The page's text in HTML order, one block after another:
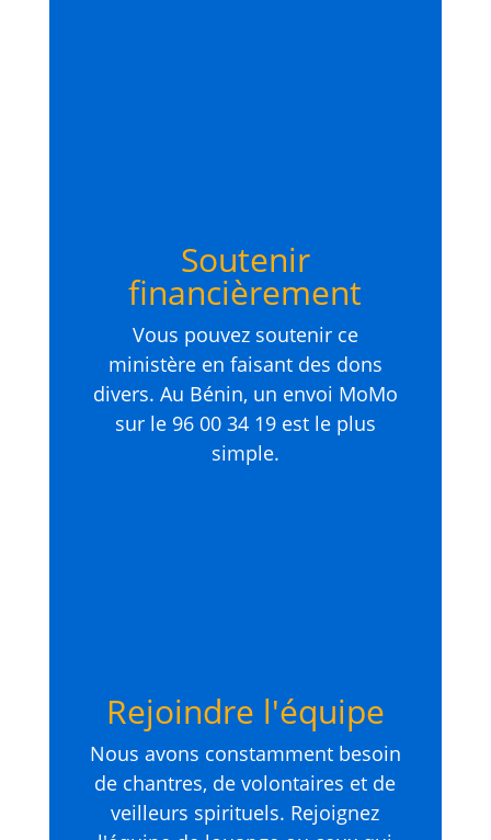
Soutenir
financièrement
Vous pouvez soutenir ce
ministère en faisant des dons
divers. Au Bénin, un envoi MoMo
sur le 96 00 34 19 est le plus
simple.
Rejoindre l'équipe
Nous avons constamment besoin
de chantres, de volontaires et de
veilleurs spirituels. Rejoignez